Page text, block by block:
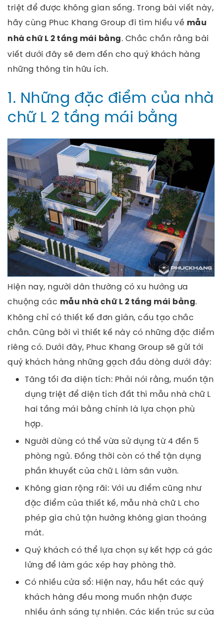
triệt để được không gian sống. Trong bài viết này,
hãy cùng Phuc Khang Group đi tìm hiểu về mẫu
nhà chữ L 2 tầng mái bằng. Chắc chắn rằng bài
viết dưới đây sẽ đem đến cho quý khách hàng
những thông tin hữu ích.
1. Những đặc điểm của nhà
chữ L 2 tầng mái bằng
Hiện nay, người dân thường có xu hướng ưa
chuộng các mẫu nhà chữ L 2 tầng mái bằng.
Không chỉ có thiết kế đơn giản, cấu tạo chắc
chắn. Cũng bởi vì thiết kế này có những đặc điểm
riêng có. Dưới đây, Phuc Khang Group sẽ gửi tới
quý khách hàng những gạch đầu dòng dưới đây:
Tăng tối đa diện tích: Phải nói rằng, muốn tận
dụng triệt để diện tích đất thì mẫu nhà chữ L
hai tầng mái bằng chính là lựa chọn phù
hợp.
Người dùng có thể vừa sử dụng từ 4 đến 5
phòng ngủ. Đồng thời còn có thể tận dụng
phần khuyết của chữ L làm sân vườn.
Không gian rộng rãi: Với ưu điểm cũng như
đặc điểm của thiết kế, mẫu nhà chữ L cho
phép gia chủ tận hưởng không gian thoáng
mát.
Quý khách có thể lựa chọn sự kết hợp cá gác
lửng để làm gác xép hay phòng thờ.
Có nhiều cửa sổ: Hiện nay, hầu hết các quý
khách hàng đều mong muốn nhận được
nhiều ánh sáng tự nhiên. Các kiến trúc sư của